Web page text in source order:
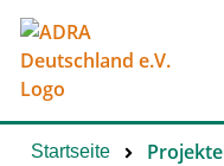
Startseite Projekte